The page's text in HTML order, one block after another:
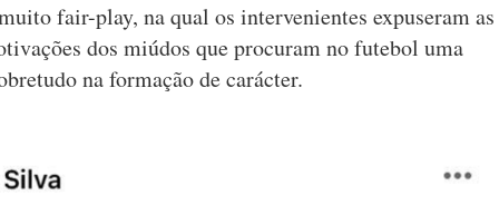
fair-play, na qual os intervenientes expuseram as
dos miúdos que procuram no futebol uma
na formação de carácter.